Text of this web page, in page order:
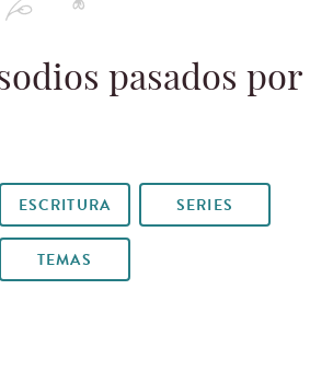
pasados por
ESCRITURA SERIES
TEMAS